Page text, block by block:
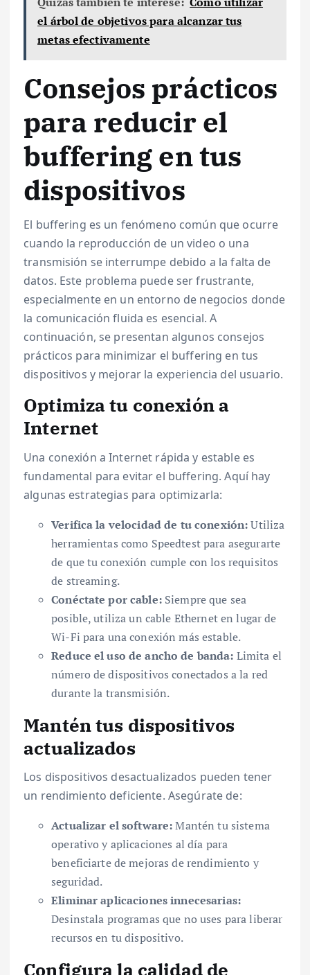
el árbol de objetivos para alcanzar tus
metas efectivamente
Consejos prácticos
para reducir el
buffering en tus
dispositivos
El buffering es un fenómeno común que ocurre
cuando la reproducción de un video o una
transmisión se interrumpe debido a la falta de
datos. Este problema puede ser frustrante,
especialmente en un entorno de negocios donde
la comunicación fluida es esencial. A
continuación, se presentan algunos consejos
prácticos para minimizar el buffering en tus
dispositivos y mejorar la experiencia del usuario.
Optimiza tu conexión a
Internet
Una conexión a Internet rápida y estable es
fundamental para evitar el buffering. Aquí hay
algunas estrategias para optimizarla:
Verifica la velocidad de tu conexión:Utiliza
herramientas como Speedtest para asegurarte
de que tu conexión cumple con los requisitos
de streaming.
Conéctate por cable:Siempre que sea
posible, utiliza un cable Ethernet en lugar de
Wi-Fi para una conexión más estable.
Reduce el uso de ancho de banda: Limita el
número de dispositivos conectados a la red
durante la transmisión.
Mantén tus dispositivos
actualizados
Los dispositivos desactualizados pueden tener
un rendimiento deficiente. Asegúrate de:
Actualizar el software:Mantén tu sistema
operativo y aplicaciones al día para
beneficiarte de mejoras de rendimiento y
seguridad.
Eliminar aplicaciones innecesarias:
Desinstala programas que no uses para liberar
recursos en tu dispositivo.
Configura la calidad de